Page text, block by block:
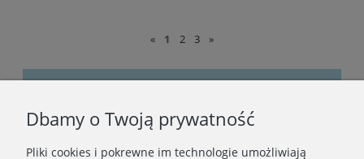
« 1 2 3 »
Bądźmy w kontakcie
Podaj swój adres e-mail, jeżeli chcesz otrzymywać
Dbamy o Twoją prywatność
Pliki cookies i pokrewne im technologie umożliwiają